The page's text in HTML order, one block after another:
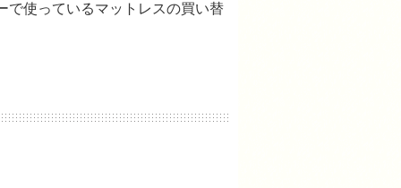
で使っているマットレスの買い替